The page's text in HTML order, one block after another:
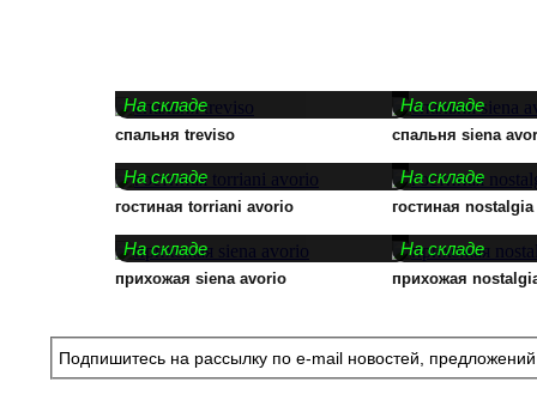
На складе
спальня treviso
На складе
спальня siena
На складе
гостиная torriani avorio
На складе
гостиная nostalgia
На складе
прихожая siena avorio
На складе
прихожая
Подпишитесь на рассылку по e-mail новостей,